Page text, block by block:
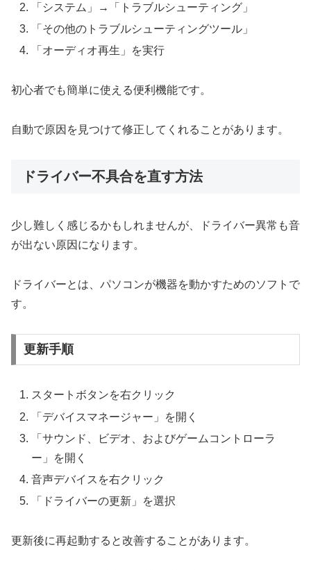
「システム」→「トラブルシューティング」
「その他のトラブルシューティングツール」
「オーディオ再生」を実行
初心者でも簡単に使える便利機能です。
自動で原因を見つけて修正してくれることがあります。
ドライバー不具合を直す方法
少し難しく感じるかもしれませんが、ドライバー異常も音
が出ない原因になります。
ドライバーとは、パソコンが機器を動かすためのソフトで
す。
更新手順
スタートボタンを右クリック
「デバイスマネージャー」を開く
「サウンド、ビデオ、およびゲームコントローラ
ー」を開く
音声デバイスを右クリック
「ドライバーの更新」を選択
更新後に再起動すると改善することがあります。